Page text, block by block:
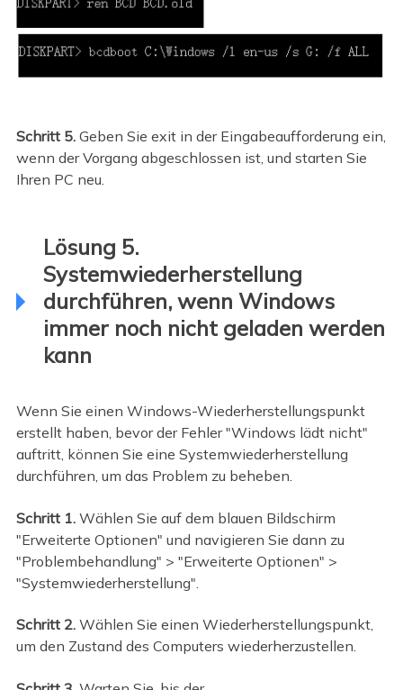
Schritt 5.Geben Sie exit in der Eingabeaufforderung ein,
wenn der Vorgang abgeschlossen ist, und starten Sie
Ihren PC neu.
Lösung 5.
Systemwiederherstellung
durchführen, wenn Windows
immer noch nicht geladen werden
kann
Wenn Sie einen Windows-Wiederherstellungspunkt
erstellt haben, bevor der Fehler "Windows lädt nicht"
auftritt, können Sie eine Systemwiederherstellung
durchführen, um das Problem zu beheben.
Schritt 1.Wählen Sie auf dem blauen Bildschirm
"Erweiterte Optionen" und navigieren Sie dann zu
"Problembehandlung" > "Erweiterte Optionen" >
"Systemwiederherstellung".
Schritt 2.Wählen Sie einen Wiederherstellungspunkt,
um den Zustand des Computers wiederherzustellen.